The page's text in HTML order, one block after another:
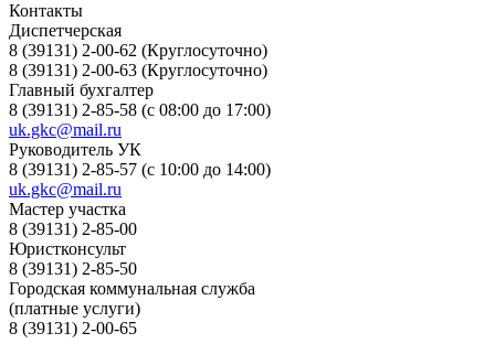
Контакты
Диспетчерская
8 (39131) 2-00-62 (Круглосуточно)
8 (39131) 2-00-63 (Круглосуточно)
Главный бухгалтер
8 (39131) 2-85-58 (с 08:00 до 17:00)
uk.gkc@mail.ru
Руководитель УК
8 (39131) 2-85-57 (с 10:00 до 14:00)
uk.gkc@mail.ru
Мастер участка
8 (39131) 2-85-00
Юристконсульт
8 (39131) 2-85-50
Городская коммунальная служба
(платные услуги)
8 (39131) 2-00-65